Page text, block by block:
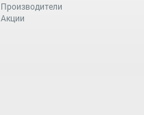
Производители
Акции